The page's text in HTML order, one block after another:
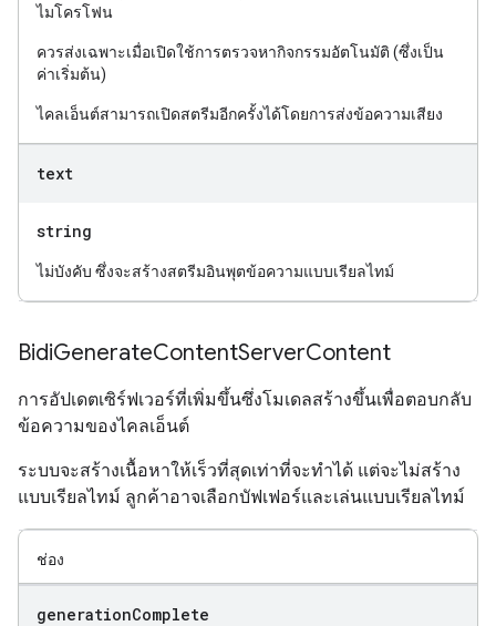
ไมโครโฟน
ควรส่งเฉพาะเมื่อเปิดใช้การตรวจหากิจกรรมอัตโนมัติ (ซึ่งเป็น
ค่าเริ่มต้น)
ไคลเอ็นต์สามารถเปิดสตรีมอีกครั้งได้โดยการส่งข้อความเสียง
text
string
ไม่บังคับ ซึ่งจะสร้างสตรีมอินพุตข้อความแบบเรียลไทม์
BidiGenerateContentServerContent
การอัปเดตเซิร์ฟเวอร์ที่เพิ่มขึ้นซึ่งโมเดลสร้างขึ้นเพื่อตอบกลับ
ข้อความของไคลเอ็นต์
ระบบจะสร้างเนื้อหาให้เร็วที่สุดเท่าที่จะทำได้ แต่จะไม่สร้าง
แบบเรียลไทม์ ลูกค้าอาจเลือกบัฟเฟอร์และเล่นแบบเรียลไทม์
ช่อง
generationComplete